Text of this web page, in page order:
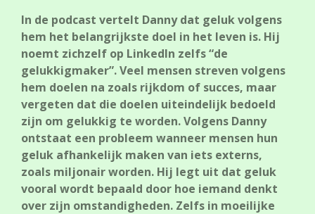
In de podcast vertelt Danny dat geluk volgens
hem het belangrijkste doel in het leven is. Hij
noemt zichzelf op LinkedIn zelfs “de
gelukkigmaker”. Veel mensen streven volgens
hem doelen na zoals rijkdom of succes, maar
vergeten dat die doelen uiteindelijk bedoeld
zijn om gelukkig te worden. Volgens Danny
ontstaat een probleem wanneer mensen hun
geluk afhankelijk maken van iets externs,
zoals miljonair worden. Hij legt uit dat geluk
vooral wordt bepaald door hoe iemand denkt
over zijn omstandigheden. Zelfs in moeilijke